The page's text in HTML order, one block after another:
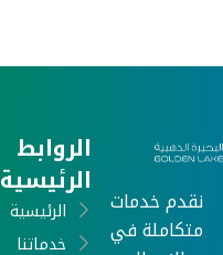
نقدم خدمات
متكاملة في
الروابط
الرئيسية
الرئيسية
خدماتنا